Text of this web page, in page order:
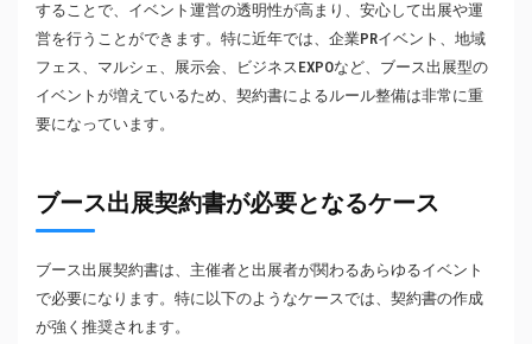
することで、イベント運営の透明性が高まり、安心して出展や運
営を行うことができます。特に近年では、企業PRイベント、地域
フェス、マルシェ、展示会、ビジネスEXPOなど、ブース出展型の
イベントが増えているため、契約書によるルール整備は非常に重
要になっています。
ブース出展契約書が必要となるケース
ブース出展契約書は、主催者と出展者が関わるあらゆるイベント
で必要になります。特に以下のようなケースでは、契約書の作成
が強く推奨されます。